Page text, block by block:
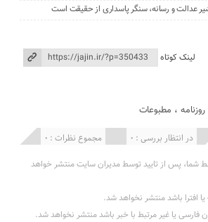
عدالت و رسانه، سنگر پاسداری از حقیقت است
لینک کوتاه
روزنامه ، مطبوعات
مجموع نظرات : 0 در انتظار بررسی : 0
شما، پس از تایید توسط مدیران سایت منتشر خواهد
افترا باشد منتشر نخواهد شد.
فارسی یا غیر مرتبط با خبر باشد منتشر نخواهد شد.